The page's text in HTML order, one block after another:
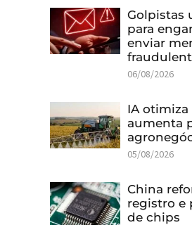
Golpistas
para
enviar
06/08/2026
IA otimiza
aumenta
05/08/2026
China
registro e
de chips